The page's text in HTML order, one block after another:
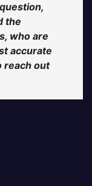
the
who are
accurate
reach out